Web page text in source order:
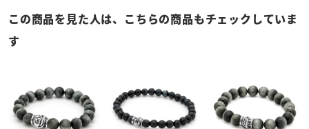
この商品を見た人は、こちらの商品もチェックしていま
す